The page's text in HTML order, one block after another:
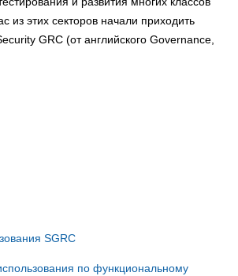
из этих секторов начали приходить
GRC (от английского Governance,
SGRC
по функциональному